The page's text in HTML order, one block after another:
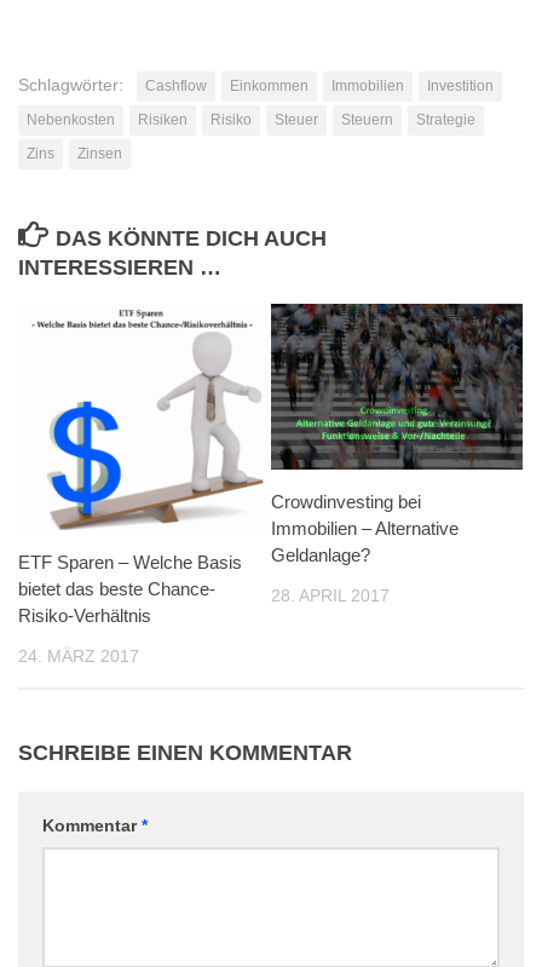
Schlagwörter: Cashflow Einkommen Immobilien
Investition
Nebenkosten
Risiken Risiko Steuer Steuern
Strategie
Zins
Zinsen
DAS KÖNNTE DICH AUCH
INTERESSIEREN …
ETF Sparen – Welche Basis
bietet das beste Chance-
Risiko-Verhältnis
24. MÄRZ 2017
Crowdinvesting bei
Immobilien – Alternative
Geldanlage?
28. APRIL 2017
SCHREIBE EINEN KOMMENTAR
Kommentar*